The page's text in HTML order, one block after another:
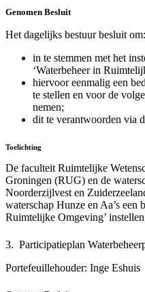
Genomen Besluit
Het dagelijks bestuur besluit om:
in te stemmen met het
‘Waterbeheer in
hiervoor eenmalig een
te stellen en voor de
nemen;
dit te verantwoorden via
Toelichting
De faculteit Ruimtelijke
Groningen (RUG) en de
Noorderzijlvest en
waterschap Hunze en Aa’s een
Ruimtelijke Omgeving’
3. Participatieplan
Portefeuillehouder: Inge Eshuis